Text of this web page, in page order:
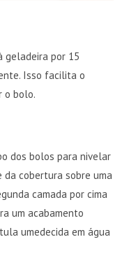
geladeira por 15
Isso facilita o
o bolo.
dos bolos para nivelar
da cobertura sobre uma
camada por cima
um acabamento
umedecida em água